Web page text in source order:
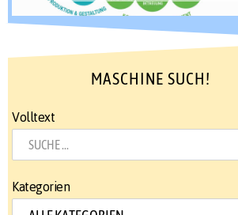
MASCHINE SUCH!
Volltext
Kategorien